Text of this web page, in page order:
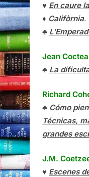
♥ En caure
♦ Califòrnia.
♣
Jean
♣ La
Richard
♣ Cómo
Técnicas,
grandes
J.M.
♥ Escenes